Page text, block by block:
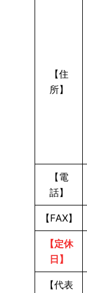
【住
所】
【電
話】
【FAX】
【定休
日】
【代表